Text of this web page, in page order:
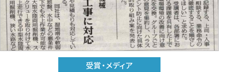
受賞・メディア